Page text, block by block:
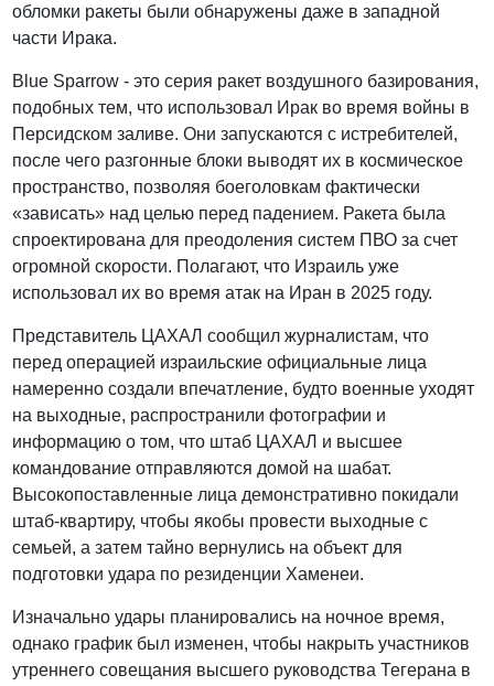
обломки ракеты были обнаружены даже в западной
части Ирака.
Blue Sparrow - это серия ракет воздушного базирования,
подобных тем, что использовал Ирак во время войны в
Персидском заливе. Они запускаются с истребителей,
после чего разгонные блоки выводят их в космическое
пространство, позволяя боеголовкам фактически
«зависать» над целью перед падением. Ракета была
спроектирована для преодоления систем ПВО за счет
огромной скорости. Полагают, что Израиль уже
использовал их во время атак на Иран в 2025 году.
Представитель ЦАХАЛ сообщил журналистам, что
перед операцией израильские официальные лица
намеренно создали впечатление, будто военные уходят
на выходные, распространили фотографии и
информацию о том, что штаб ЦАХАЛ и высшее
командование отправляются домой на шабат.
Высокопоставленные лица демонстративно покидали
штаб-квартиру, чтобы якобы провести выходные с
семьей, а затем тайно вернулись на объект для
подготовки удара по резиденции Хаменеи.
Изначально удары планировались на ночное время,
однако график был изменен, чтобы накрыть участников
утреннего совещания высшего руководства Тегерана в